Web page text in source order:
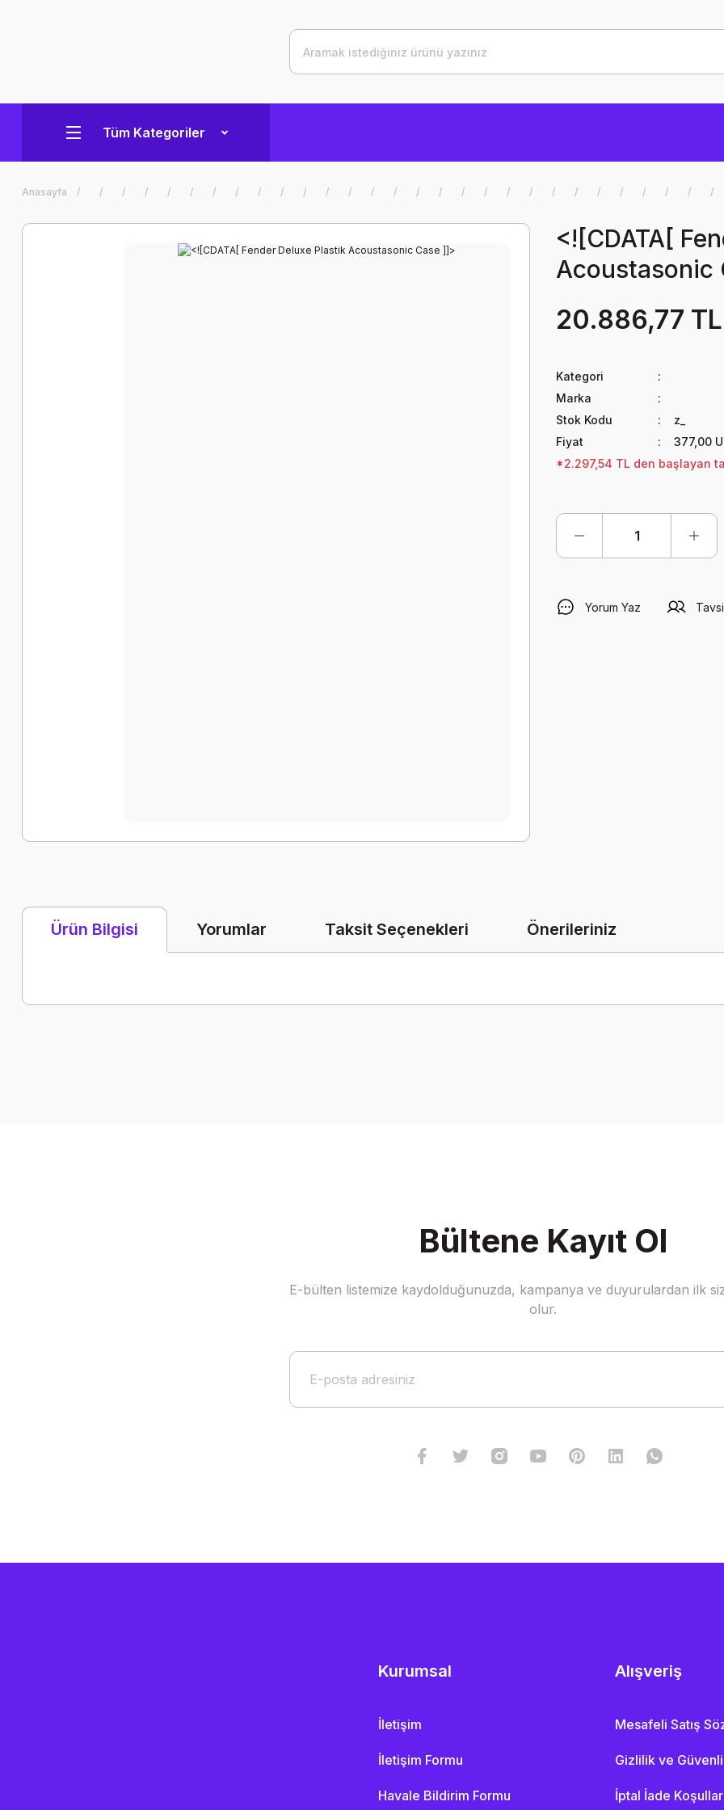
Tüm Kategoriler
Anasayfa
<![CDATA[
Acoustasonic
20.886,77 TL
Kategori
Marka
Stok Kodu
z_
Fiyat
377,00
*2.297,54 TL den başlayan
Yorum Yaz
Ürün Bilgisi Yorumlar Taksit Seçenekleri Önerileriniz
Gönder
Bültene Kayıt Ol
E-bülten listemize kaydolduğunuzda, kampanya ve duyurulardan ilk
olur.
Kurumsal
İletişim
İletişim Formu
Havale Bildirim Formu
Alışveriş
Mesafeli Satış
Gizlilik ve
İptal İade